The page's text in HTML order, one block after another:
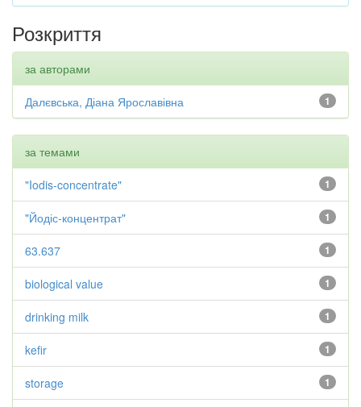
Розкриття
за авторами
1
Далєвська, Діана Ярославівна
за темами
1
"Iodis-concentrate"
1
"Йодіс-концентрат"
1
63.637
1
biological value
1
drinking milk
1
kefir
1
storage